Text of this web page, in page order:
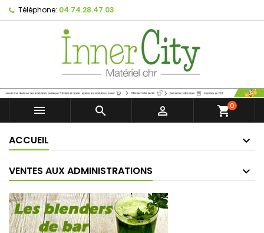
Téléphone: 04.74.28.47.03
   shopping_cart0
ACCUEIL
VENTES AUX ADMINISTRATIONS